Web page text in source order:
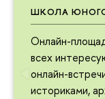
ШКОЛА
Онлайн-
всех
онлайн-
историками,